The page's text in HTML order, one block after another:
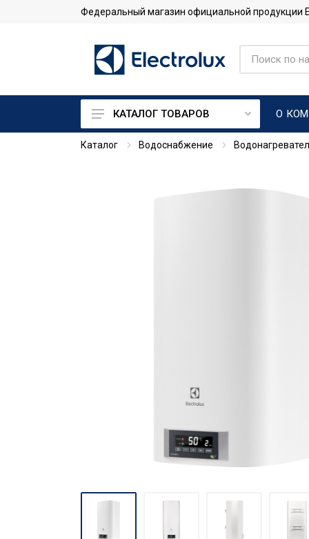
Федеральный магазин официальной продукции
Кондиционеры
КАТАЛОГ ТОВАРОВ О
Каталог Водоснабжение